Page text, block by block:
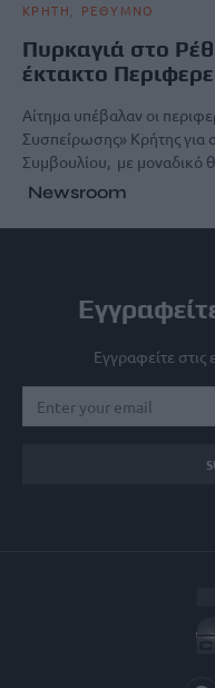
ΚΡΗΤΗ ΡΕΘΥΜΝΟ
Πυρκαγιά στο
έκτακτο
Αίτημα υπέβαλαν οι
Συσπείρωσης» Κρήτης για
Συμβουλίου, με μοναδικό
Newsroom
Εγγραφείτε